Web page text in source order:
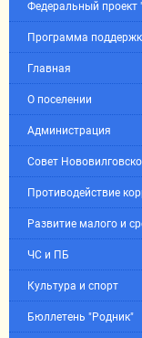
Федеральный
Программа
Главная
О поселении
Администрация
Совет
Противодействие
Развитие малого и
ЧС и ПБ
Культура и спорт
Бюллетень "Родник"